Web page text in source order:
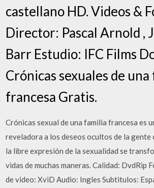
castellano HD. Videos &
Director: Pascal Arnold ,
Barr Estudio: IFC Films
Crónicas sexuales de
francesa Gratis.
Crónicas sexual de una familia francesa es
reveladora a los deseos ocultos de la gente
la libre expresión de la sexualidad se
vidas de muchas maneras. Calidad: DvdRip
de video: XviD Audio: Ingles Subtitulos: